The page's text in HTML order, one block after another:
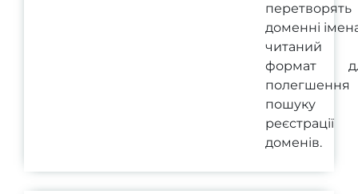
перетворять
доменні
читаний
формат
полегшення
пошуку
реєстрації
доменів.